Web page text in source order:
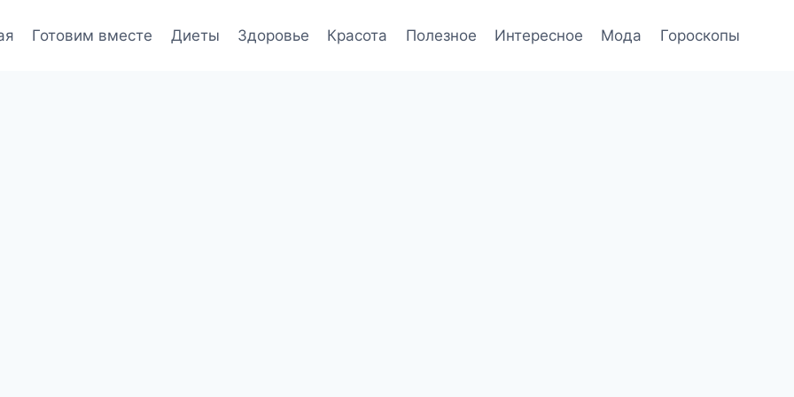
Готовим вместе Диеты Здоровье Красота Полезное Интересное Мода Гороскопы